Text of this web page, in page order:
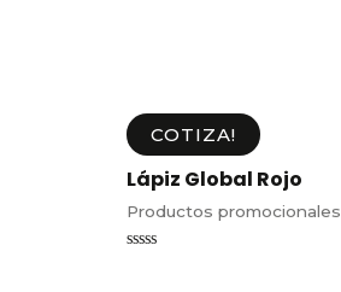
COTIZA!
Lápiz Global Rojo
Productos promocionales